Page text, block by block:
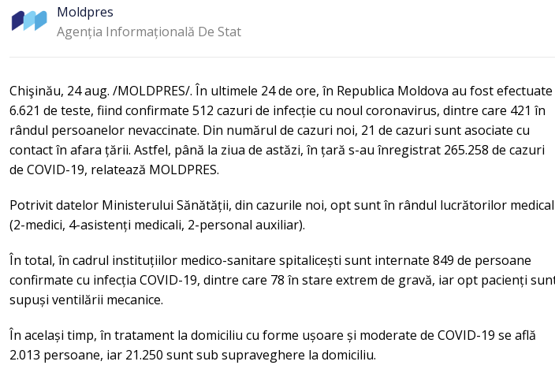
Moldpres
Agenția Informațională De Stat
Chişinău, 24 aug. /MOLDPRES/. În ultimele 24 de ore, în Republica Moldova au fost efectuate
6.621 de teste, fiind confirmate 512 cazuri de infecție cu noul coronavirus, dintre care 421 în
rândul persoanelor nevaccinate. Din numărul de cazuri noi, 21 de cazuri sunt asociate cu
contact în afara țării. Astfel, până la ziua de astăzi, în țară s-au înregistrat 265.258 de cazuri
de COVID-19, relatează MOLDPRES.
Potrivit datelor Ministerului Sănătății, din cazurile noi, opt sunt în rândul lucrătorilor
(2-medici, 4-asistenți medicali, 2-personal auxiliar).
În total, în cadrul instituțiilor medico-sanitare spitalicești sunt internate 849 de persoane
confirmate cu infecția COVID-19, dintre care 78 în stare extrem de gravă, iar opt pacienți
supuși ventilării mecanice.
În același timp, în tratament la domiciliu cu forme ușoare și moderate de COVID-19 se află
2.013 persoane, iar 21.250 sunt sub supraveghere la domiciliu.